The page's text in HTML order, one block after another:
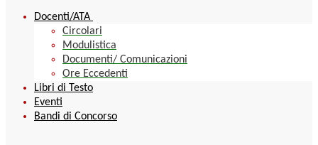
Docenti/ATA
Circolari
Modulistica
Documenti/ Comunicazioni
Ore Eccedenti
Libri di Testo
Eventi
Bandi di Concorso